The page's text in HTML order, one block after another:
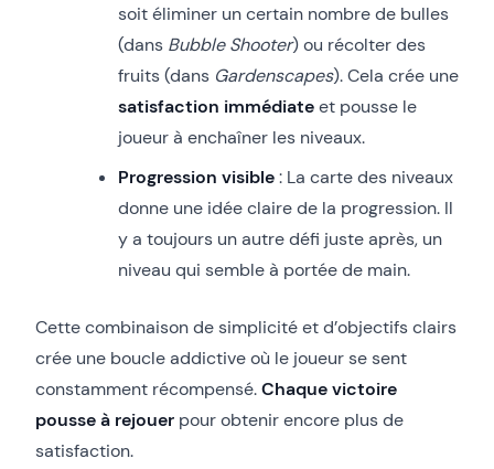
soit éliminer un certain nombre de bulles
(dans Bubble Shooter) ou récolter des
fruits (dans Gardenscapes). Cela crée une
satisfaction immédiateet pousse le
joueur à enchaîner les niveaux.
Progression visible: La carte des niveaux
donne une idée claire de la progression. Il
y a toujours un autre défi juste après, un
niveau qui semble à portée de main.
Cette combinaison de simplicité et d’objectifs clairs
crée une boucle addictive où le joueur se sent
constamment récompensé.Chaque victoire
pousse à rejouer pour obtenir encore plus de
satisfaction.